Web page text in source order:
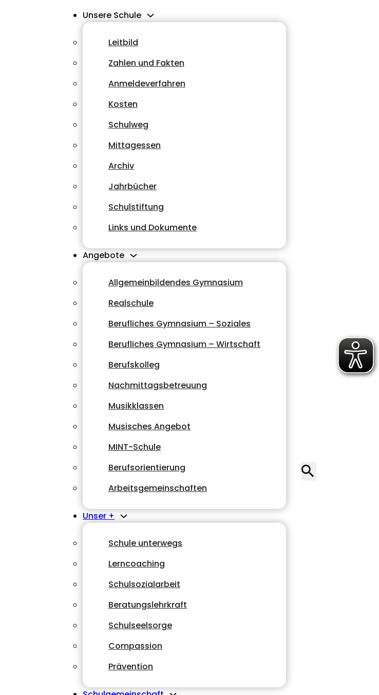
Unsere Schule
Leitbild
Zahlen und Fakten
Anmeldeverfahren
Kosten
Schulweg
Mittagessen
Archiv
Jahrbücher
Schulstiftung
Links und Dokumente
Angebote
Allgemeinbildendes Gymnasium
Realschule
Berufliches Gymnasium – Soziales
Berufliches Gymnasium – Wirtschaft
Berufskolleg
Nachmittagsbetreuung
Musikklassen
Musisches Angebot
MINT-Schule
Berufsorientierung
Arbeitsgemeinschaften
Unser +
Schule unterwegs
Lerncoaching
Schulsozialarbeit
Beratungslehrkraft
Schulseelsorge
Compassion
Prävention